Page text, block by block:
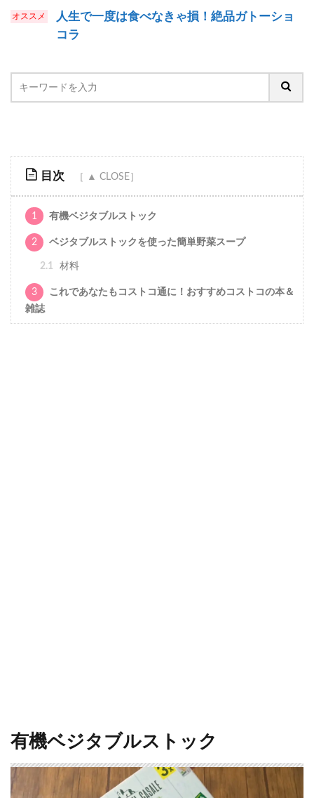
人生で一度は食べなきゃ損！絶品ガトーショ
コラ
目次
1 有機ベジタブルストック
2 ベジタブルストックを使った簡単野菜スープ
2.1 材料
3
これであなたもコストコ通に！おすすめコストコの本＆
雑誌
有機ベジタブルストック